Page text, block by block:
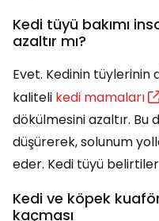
Kedi tüyü bakımı
azaltır mı?
Evet. Kedinin tüylerinin
kaliteli kedi mamaları
dökülmesini azaltır. Bu
düşürerek, solunum
eder. Kedi tüyü
Kedi ve köpek
kaçması